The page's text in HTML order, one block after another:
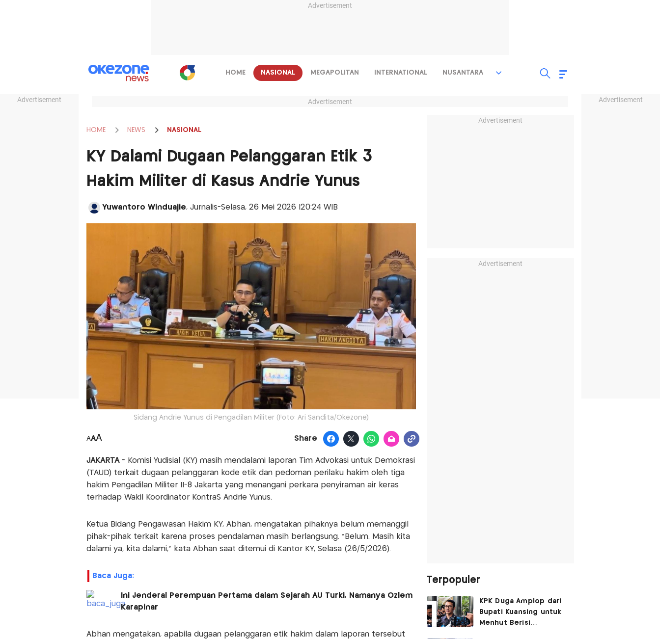
Advertisement
Advertisement Advertisement
HOME NASIONAL MEGAPOLITAN INTERNATIONAL NUSANTARA
Advertisement
HOME NEWS NASIONAL
KY Dalami Dugaan Pelanggaran Etik 3
Hakim Militer di Kasus Andrie Yunus
Yuwantoro Winduajie, Jurnalis-Selasa, 26 Mei 2026 |20:24 WIB
Sidang Andrie Yunus di Pengadilan Militer (Foto: Ari Sandita/Okezone)
AAA Share
JAKARTA - Komisi Yudisial (KY) masih mendalami laporan Tim Advokasi untuk Demokrasi
(TAUD) terkait dugaan pelanggaran kode etik dan pedoman perilaku hakim oleh tiga
hakim Pengadilan Militer II-8 Jakarta yang menangani perkara penyiraman air keras
terhadap Wakil Koordinator KontraS Andrie Yunus.
Ketua Bidang Pengawasan Hakim KY, Abhan, mengatakan pihaknya belum memanggil
pihak-pihak terkait karena proses pendalaman masih berlangsung. “Belum. Masih kita
dalami ya, kita dalami,” kata Abhan saat ditemui di Kantor KY, Selasa (26/5/2026).
Baca Juga:
Ini Jenderal Perempuan Pertama dalam Sejarah AU Turki, Namanya Ozlem
Karapinar
Abhan mengatakan, apabila dugaan pelanggaran etik hakim dalam laporan tersebut
Advertisement
Advertisement
Terpopuler
KPK Duga Amplop dari
Bupati Kuansing untuk
Menhut Berisi